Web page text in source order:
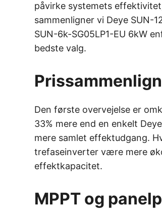
påvirke systemets
sammenligner vi Deye SUN-
SUN-6k-SG05LP1-EU 6kW
bedste valg.
Den første overvejelse er
33% mere end en enkelt
mere samlet effektudgang.
trefaseinverter være mere
effektkapacitet.
MPPT og